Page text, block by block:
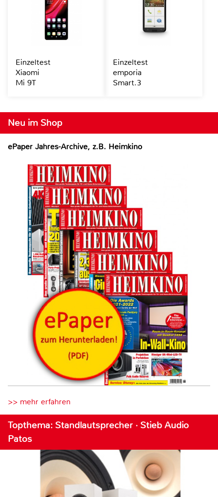
Neu im Shop
ePaper Jahres-Archive, z.B. Heimkino
>> mehr erfahren
Topthema: Standlautsprecher · Stieb Audio
Patos
Einzeltest
Xiaomi
Mi 9T
Einzeltest
emporia
Smart.3